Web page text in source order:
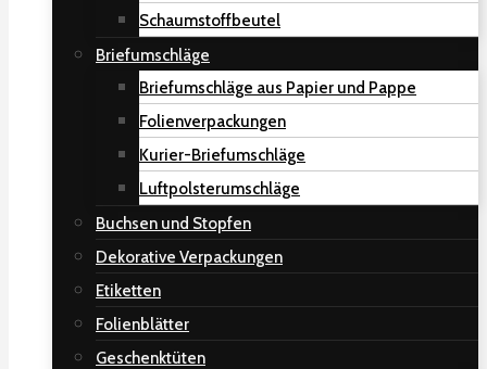
Schaumstoffbeutel
Briefumschläge
Briefumschläge aus Papier und Pappe
Folienverpackungen
Kurier-Briefumschläge
Luftpolsterumschläge
Buchsen und Stopfen
Dekorative Verpackungen
Etiketten
Folienblätter
Geschenktüten